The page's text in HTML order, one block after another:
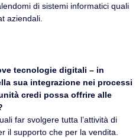
di sistemi informatici quali
aziendali.
tecnologie digitali – in
sua integrazione nei processi
credi possa offrire alle
far svolgere tutta l’attività di
il supporto che per la vendita.